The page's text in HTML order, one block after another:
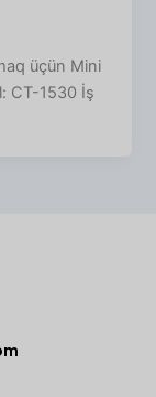
üçün Mini
CT-1530 İş